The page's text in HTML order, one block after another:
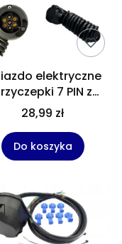
elektryczne
7 PIN z
+ wiązka –
instalacji haka
28,99 zł
Do koszyka